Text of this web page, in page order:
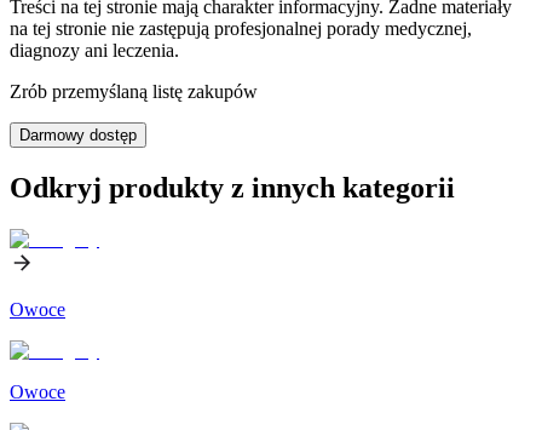
Treści na tej stronie mają charakter informacyjny. Żadne materiały
na tej stronie nie zastępują profesjonalnej porady medycznej,
diagnozy ani leczenia.
Zrób przemyślaną listę zakupów
Darmowy dostęp
Odkryj produkty z innych kategorii
Owoce
Owoce